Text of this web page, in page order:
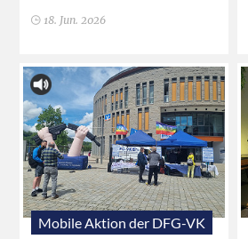
18. Jun. 2026
Mobile Aktion der DFG-VK